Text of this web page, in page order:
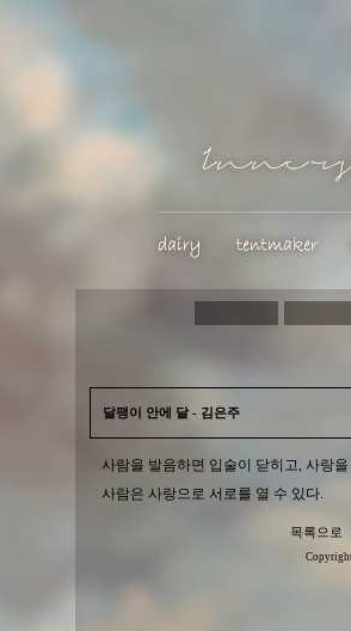
달팽이 안에 달 - 김은주
사람을 발음하면 입술이 닫히고, 사랑
사람은 사랑으로 서로를 열 수 있다.
목록으로